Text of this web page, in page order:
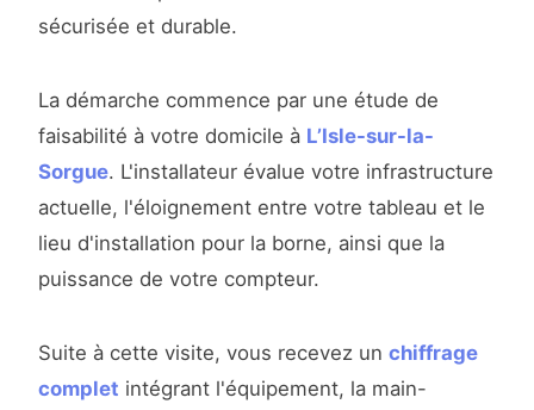
sécurisée et durable.
La démarche commence par une étude de
faisabilité à votre domicile à L’Isle-sur-la-
Sorgue. L'installateur évalue votre infrastructure
actuelle, l'éloignement entre votre tableau et le
lieu d'installation pour la borne, ainsi que la
puissance de votre compteur.
Suite à cette visite, vous recevez un chiffrage
complet intégrant l'équipement, la main-